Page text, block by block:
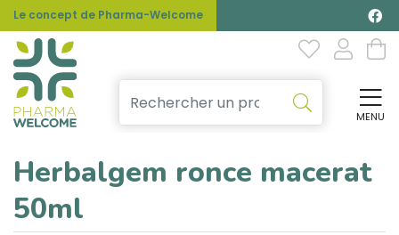
Le concept de Pharma-Welcome
MENU
Herbalgem ronce macerat
50ml